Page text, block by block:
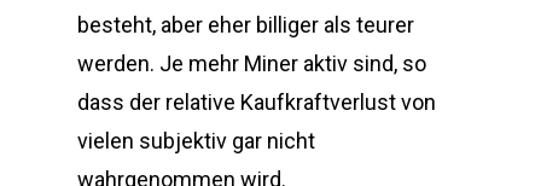
besteht, aber eher billiger als teurer
werden. Je mehr Miner aktiv sind, so
dass der relative Kaufkraftverlust von
vielen subjektiv gar nicht
wahrgenommen wird.